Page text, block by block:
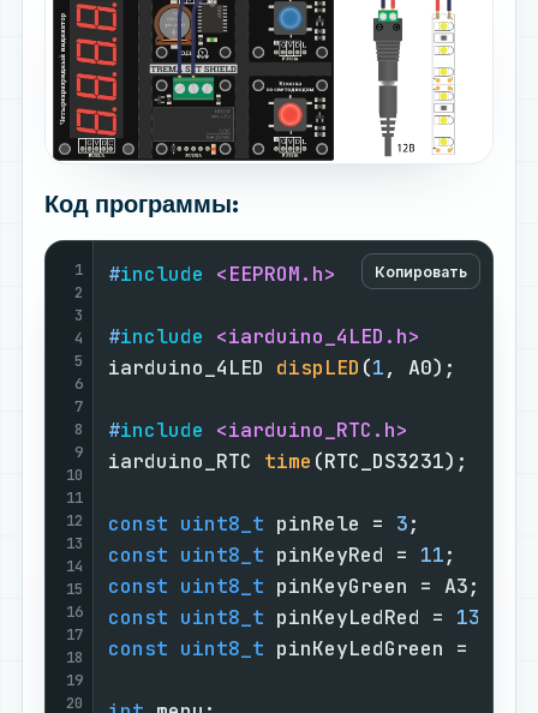
Код программы:
Копировать
1
2
3
4
5
6
7
8
9
10
11
12
13
14
15
16
17
18
19
20
#include <EEPROM.h>
#include <iarduino_4LED.h>
iarduino_4LED dispLED (1, A0)
#include <iarduino_RTC.h>
iarduino_RTC time (RTC_DS3231)
const uint8_t pinRele = 3
const uint8_t pinKeyRed = 11
const uint8_t
const uint8_t pinKeyLedRed = 13
const uint8_t pinKeyLedGreen =